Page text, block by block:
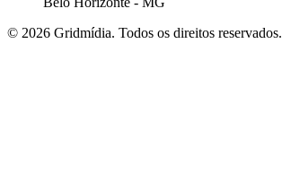
© 2026 Gridmídia. Todos os direitos reservados.